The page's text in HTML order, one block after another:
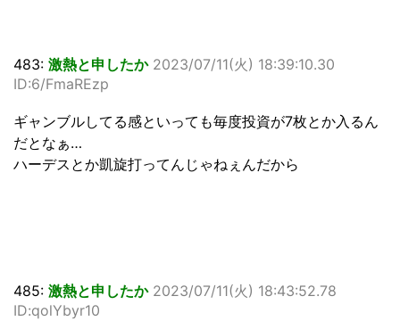
483: 激熱と申したか 2023/07/11(火) 18:39:10.30
ID:6/FmaREzp
ギャンブルしてる感といっても毎度投資が7枚とか入るん
だとなぁ…
ハーデスとか凱旋打ってんじゃねぇんだから
485: 激熱と申したか 2023/07/11(火) 18:43:52.78
ID:qolYbyr10